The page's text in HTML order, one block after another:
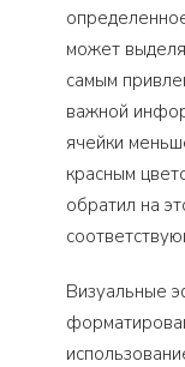
может
самым
важной
ячейки
красным
обратил на
Визуальные